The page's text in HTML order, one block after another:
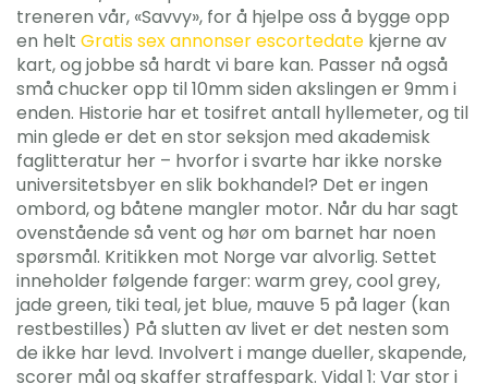
treneren vår, «Savvy», for å hjelpe oss å bygge opp
en helt Gratis sex annonser escortedate kjerne av
kart, og jobbe så hardt vi bare kan. Passer nå også
små chucker opp til 10mm siden akslingen er 9mm i
enden. Historie har et tosifret antall hyllemeter, og til
min glede er det en stor seksjon med akademisk
faglitteratur her – hvorfor i svarte har ikke norske
universitetsbyer en slik bokhandel? Det er ingen
ombord, og båtene mangler motor. Når du har sagt
ovenstående så vent og hør om barnet har noen
spørsmål. Kritikken mot Norge var alvorlig. Settet
inneholder følgende farger: warm grey, cool grey,
jade green, tiki teal, jet blue, mauve 5 på lager (kan
restbestilles) På slutten av livet er det nesten som
de ikke har levd. Involvert i mange dueller, skapende,
scorer mål og skaffer straffespark. Vidal 1: Var stor i